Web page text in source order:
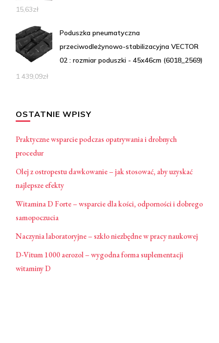
15,63zł
Poduszka pneumatyczna
przeciwodleżynowo-stabilizacyjna VECTOR
02 : rozmiar poduszki - 45x46cm (6018_2569)
1 439,09zł
OSTATNIE WPISY
Praktyczne wsparcie podczas opatrywania i drobnych
procedur
Olej z ostropestu dawkowanie – jak stosować, aby uzyskać
najlepsze efekty
Witamina D Forte – wsparcie dla kości, odporności i dobrego
samopoczucia
Naczynia laboratoryjne – szkło niezbędne w pracy naukowej
D-Vitum 1000 aerozol – wygodna forma suplementacji
witaminy D